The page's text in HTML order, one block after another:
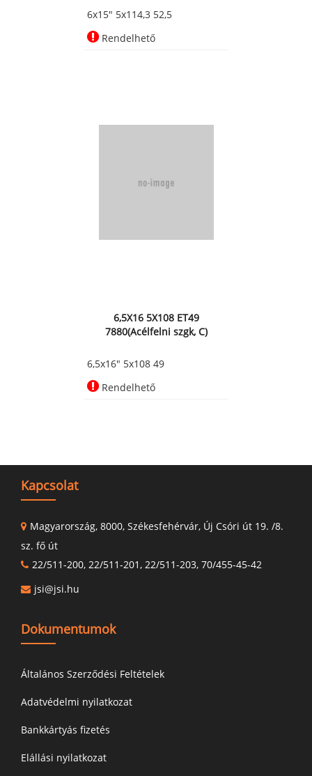
6x15" 5x114,3 52,5
Rendelhető
6,5X16 5X108 ET49
7880(Acélfelni szgk, C)
6,5x16" 5x108 49
Rendelhető
Kapcsolat
Magyarország, 8000, Székesfehérvár, Új Csóri út 19. /8.
sz. fő út
22/511-200, 22/511-201, 22/511-203, 70/455-45-42
jsi@jsi.hu
Dokumentumok
Általános Szerződési Feltételek
Adatvédelmi nyilatkozat
Bankkártyás fizetés
Elállási nyilatkozat